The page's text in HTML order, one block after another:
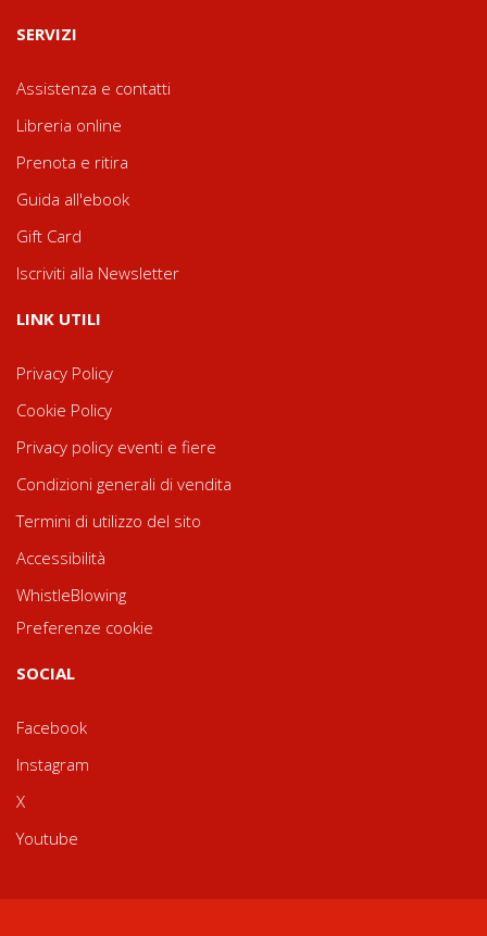
SERVIZI
Assistenza e contatti
Libreria online
Prenota e ritira
Guida all'ebook
Gift Card
Iscriviti alla Newsletter
LINK UTILI
Privacy Policy
Cookie Policy
Privacy policy eventi e fiere
Condizioni generali di vendita
Termini di utilizzo del sito
Accessibilità
WhistleBlowing
Preferenze cookie
SOCIAL
Facebook
Instagram
X
Youtube